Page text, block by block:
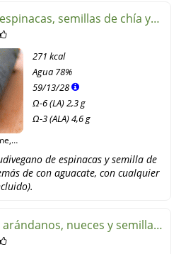
semillas de chía y
271 kcal
Agua 78%
59/13/28
Ω-6 (LA) 2,3 g
Ω-3 (ALA) 4,6 g
de espinacas y semilla de
de con aguacate, con cualquier
nueces y semillas